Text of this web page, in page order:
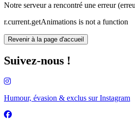
Notre serveur a rencontré une erreur
r.current.getAnimations is not a function
Revenir à la page d'accueil
Suivez-nous !
Humour, évasion & exclus surInstagram